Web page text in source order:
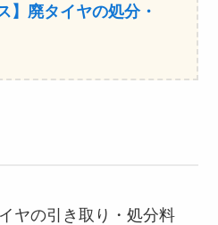
】廃タイヤの処分・
ヤの引き取り・処分料